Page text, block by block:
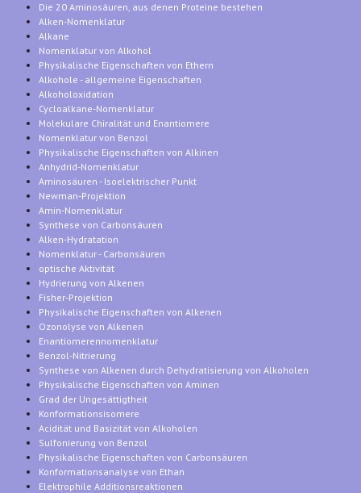
Die 20 Aminosäuren, aus denen Proteine bestehen
Alken-Nomenklatur
Alkane
Nomenklatur von Alkohol
Physikalische Eigenschaften von Ethern
Alkohole - allgemeine Eigenschaften
Alkoholoxidation
Cycloalkane-Nomenklatur
Molekulare Chiralität und Enantiomere
Nomenklatur von Benzol
Physikalische Eigenschaften von Alkinen
Anhydrid-Nomenklatur
Aminosäuren - Isoelektrischer Punkt
Newman-Projektion
Amin-Nomenklatur
Synthese von Carbonsäuren
Alken-Hydratation
Nomenklatur - Carbonsäuren
optische Aktivität
Hydrierung von Alkenen
Fisher-Projektion
Physikalische Eigenschaften von Alkenen
Ozonolyse von Alkenen
Enantiomerennomenklatur
Benzol-Nitrierung
Synthese von Alkenen durch Dehydratisierung von Alkoholen
Physikalische Eigenschaften von Aminen
Grad der Ungesättigtheit
Konformationsisomere
Acidität und Basizität von Alkoholen
Sulfonierung von Benzol
Physikalische Eigenschaften von Carbonsäuren
Konformationsanalyse von Ethan
Elektrophile Additionsreaktionen